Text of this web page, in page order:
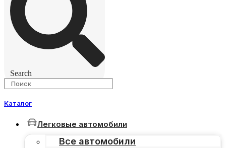
Search
Каталог
Легковые автомобили
Все автомобили